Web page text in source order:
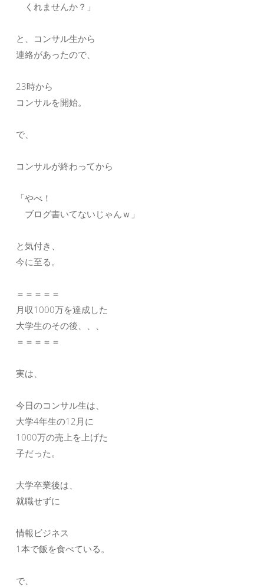
くれませんか？」
と、コンサル生から
連絡があったので、
23時から
コンサルを開始。
で、
コンサルが終わってから
「やべ！
ブログ書いてないじゃんｗ」
と気付き、
今に至る。
＝＝＝＝＝
月収1000万を達成した
大学生のその後、、、
＝＝＝＝＝
実は、
今日のコンサル生は、
大学4年生の12月に
1000万の売上を上げた
子だった。
大学卒業後は、
就職せずに
情報ビジネス
1本で飯を食べている。
で、